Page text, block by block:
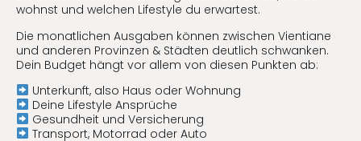
wohnst und welchen Lifestyle du erwartest.
Die monatlichen Ausgaben können zwischen Vientiane
und anderen Provinzen & Städten deutlich schwanken.
Dein Budget hängt vor allem von diesen Punkten ab:
Unterkunft, also Haus oder Wohnung
Deine Lifestyle Ansprüche
Gesundheit und Versicherung
Transport, Motorrad oder Auto